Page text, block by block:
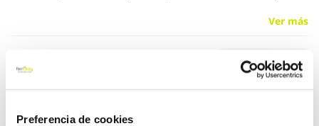
Preferencia de cookies
Ver más
14,65 €